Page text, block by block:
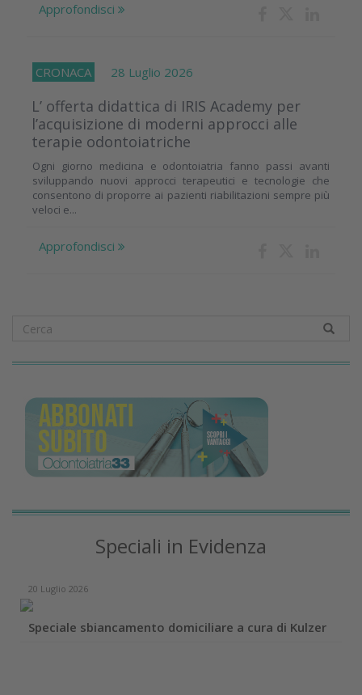
Approfondisci
CRONACA 28 Luglio 2026
L’ offerta didattica di IRIS Academy per
l’acquisizione di moderni approcci alle
terapie odontoiatriche
Ogni giorno medicina e odontoiatria fanno passi avanti
sviluppando nuovi approcci terapeutici e tecnologie che
consentono di proporre ai pazienti riabilitazioni sempre più
veloci e...
Approfondisci
Speciali in Evidenza
20 Luglio 2026
Speciale sbiancamento domiciliare a cura di Kulzer